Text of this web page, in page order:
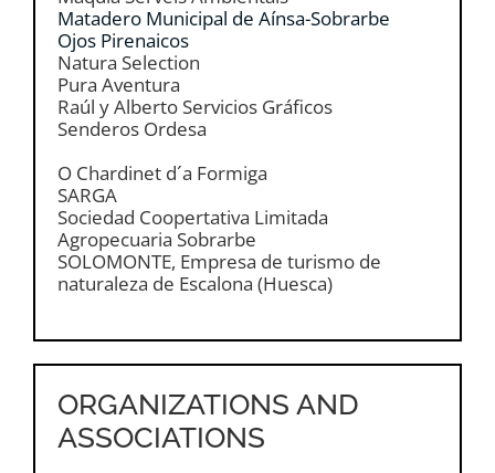
Matadero Municipal de Aínsa-Sobrarbe
Ojos Pirenaicos
Natura Selection
Pura Aventura
Raúl y Alberto Servicios Gráficos
Senderos Ordesa
O Chardinet d´a Formiga
SARGA
Sociedad Coopertativa Limitada
Agropecuaria Sobrarbe
SOLOMONTE, Empresa de turismo de
naturaleza de Escalona (Huesca)
ORGANIZATIONS AND
ASSOCIATIONS